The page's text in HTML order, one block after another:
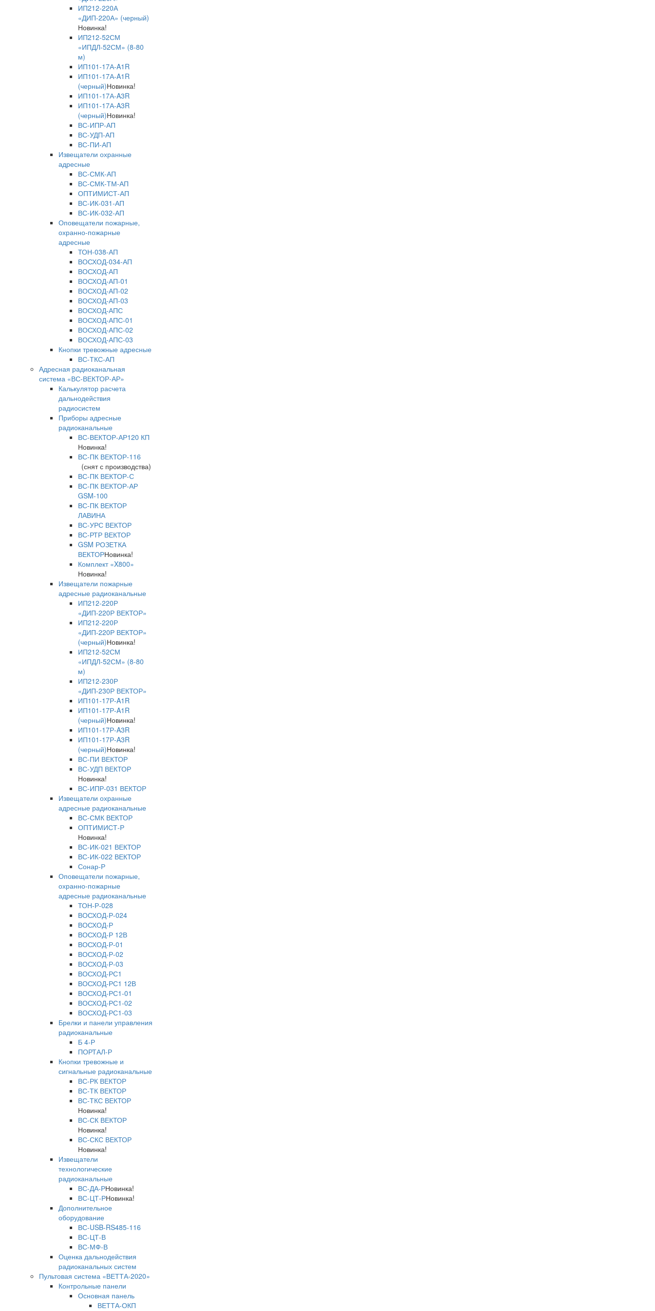
ИП212-220А
«ДИП-220А» (черный)
Новинка!
ИП212-52СМ
«ИПДЛ-52СМ» (8-80
м)
ИП101-17А-A1R
ИП101-17А-A1R
(черный)Новинка!
ИП101-17А-A3R
ИП101-17А-A3R
(черный)Новинка!
ВС-ИПР-АП
ВС-УДП-АП
ВС-ПИ-АП
Извещатели охранные
адресные
ВС-СМК-АП
ВС-СМК-ТМ-АП
ОПТИМИСТ-АП
ВС-ИК-031-АП
ВС-ИК-032-АП
Оповещатели пожарные,
охранно-пожарные
адресные
ТОН-038-АП
ВОСХОД-034-АП
ВОСХОД-АП
ВОСХОД-АП-01
ВОСХОД-АП-02
ВОСХОД-АП-03
ВОСХОД-АПС
ВОСХОД-АПС-01
ВОСХОД-АПС-02
ВОСХОД-АПС-03
Кнопки тревожные адресные
ВС-ТКС-АП
Адресная радиоканальная
система «ВС-ВЕКТОР-АР»
Калькулятор расчета
дальнодействия
радиосистем
Приборы адресные
радиоканальные
ВС-ВЕКТОР-АР120 КП
Новинка!
ВС-ПК ВЕКТОР-116
(снят с производства)
ВС-ПК ВЕКТОР-С
ВС-ПК ВЕКТОР-АР
GSM-100
ВС-ПК ВЕКТОР
ЛАВИНА
ВС-УРС ВЕКТОР
ВС-РТР ВЕКТОР
GSM РОЗЕТКА
ВЕКТОРНовинка!
Комплект «X800»
Новинка!
Извещатели пожарные
адресные радиоканальные
ИП212-220Р
«ДИП-220Р ВЕКТОР»
ИП212-220Р
«ДИП-220Р ВЕКТОР»
(черный)Новинка!
ИП212-52СМ
«ИПДЛ-52СМ» (8-80
м)
ИП212-230Р
«ДИП-230Р ВЕКТОР»
ИП101-17Р-A1R
ИП101-17Р-A1R
(черный)Новинка!
ИП101-17Р-A3R
ИП101-17Р-A3R
(черный)Новинка!
ВС-ПИ ВЕКТОР
ВС-УДП ВЕКТОР
Новинка!
ВС-ИПР-031 ВЕКТОР
Извещатели охранные
адресные радиоканальные
ВС-СМК ВЕКТОР
ОПТИМИСТ-Р
Новинка!
ВС-ИК-021 ВЕКТОР
ВС-ИК-022 ВЕКТОР
Сонар-Р
Оповещатели пожарные,
охранно-пожарные
адресные радиоканальные
ТОН-Р-028
ВОСХОД-Р-024
ВОСХОД-Р
ВОСХОД-Р 12В
ВОСХОД-Р-01
ВОСХОД-Р-02
ВОСХОД-Р-03
ВОСХОД-РС1
ВОСХОД-РС1 12В
ВОСХОД-РС1-01
ВОСХОД-РС1-02
ВОСХОД-РС1-03
Брелки и панели управления
радиоканальные
Б 4-Р
ПОРТАЛ-Р
Кнопки тревожные и
сигнальные радиоканальные
ВС-РК ВЕКТОР
ВС-ТК ВЕКТОР
ВС-ТКС ВЕКТОР
Новинка!
ВС-СК ВЕКТОР
Новинка!
ВС-СКС ВЕКТОР
Новинка!
Извещатели
технологические
радиоканальные
ВС-ДА-РНовинка!
ВС-ЦТ-РНовинка!
Дополнительное
оборудование
ВС-USB-RS485-116
ВС-ЦТ-В
ВС-МФ-В
Оценка дальнодействия
радиоканальных систем
Пультовая система «ВЕТТА-2020»
Контрольные панели
Основная панель
ВЕТТА-ОКП